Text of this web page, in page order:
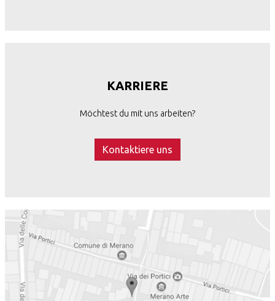
KARRIERE
Möchtest du mit uns arbeiten?
Kontaktiere uns